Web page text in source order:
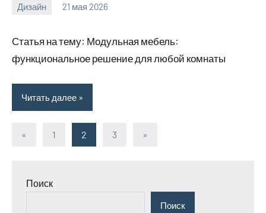
Дизайн 21 мая 2026
calvinken_co
Статья на тему: Модульная мебель:
функциональное решение для любой комнаты
Читать далее
Пагинация
«
Предыдущие
1 2 3
Следующие
»
Поиск
Поиск